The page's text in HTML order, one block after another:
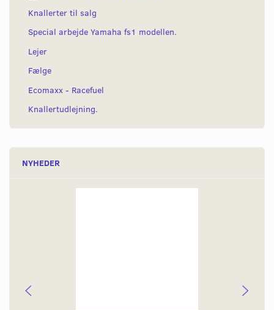
Knallerter til salg
Special arbejde Yamaha fs1 modellen.
Lejer
Fælge
Ecomaxx - Racefuel
Knallertudlejning.
NYHEDER